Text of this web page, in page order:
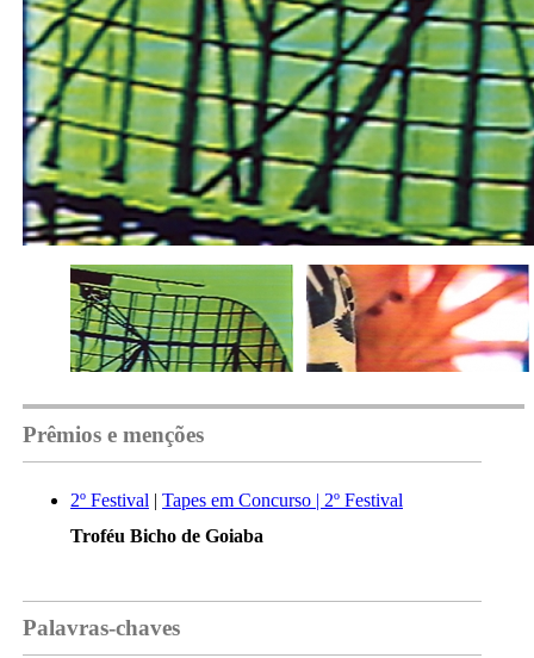
Prêmios e menções
2º Festival | Tapes em Concurso | 2º Festival
Troféu Bicho de Goiaba
Palavras-chaves